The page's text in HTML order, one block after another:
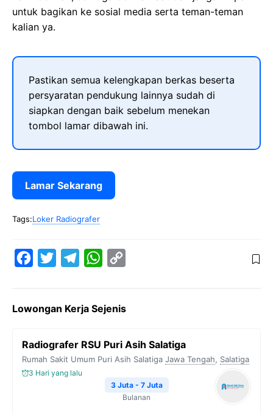
untuk bagikan ke sosial media serta teman-teman
kalian ya.
Pastikan semua kelengkapan berkas beserta
persyaratan pendukung lainnya sudah di
siapkan dengan baik sebelum menekan
tombol lamar dibawah ini.
Lamar Sekarang
Tags:Loker Radiografer
e
o
o
t
e
e
r
W
t
A
y
i
k
Lowongan Kerja Sejenis
Radiografer RSU Puri Asih Salatiga
Rumah Sakit Umum Puri Asih Salatiga Jawa Tengah, Salatiga
3 Hari yang lalu
3 Juta - 7 Juta
Bulanan